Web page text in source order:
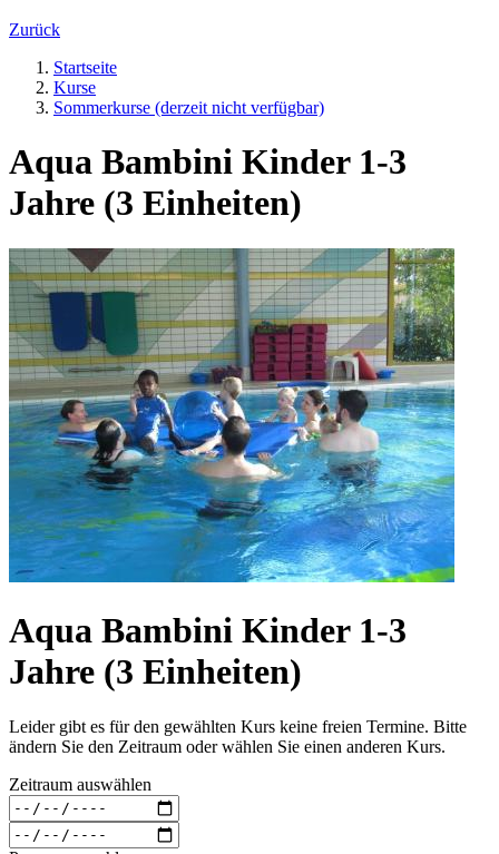
Zurück
Startseite
Kurse
Sommerkurse (derzeit nicht verfügbar)
Aqua Bambini Kinder 1-3
Jahre (3 Einheiten)
Aqua Bambini Kinder 1-3
Jahre (3 Einheiten)
Leider gibt es für den gewählten Kurs keine freien Termine. Bitte
ändern Sie den Zeitraum oder wählen Sie einen anderen Kurs.
Zeitraum auswählen